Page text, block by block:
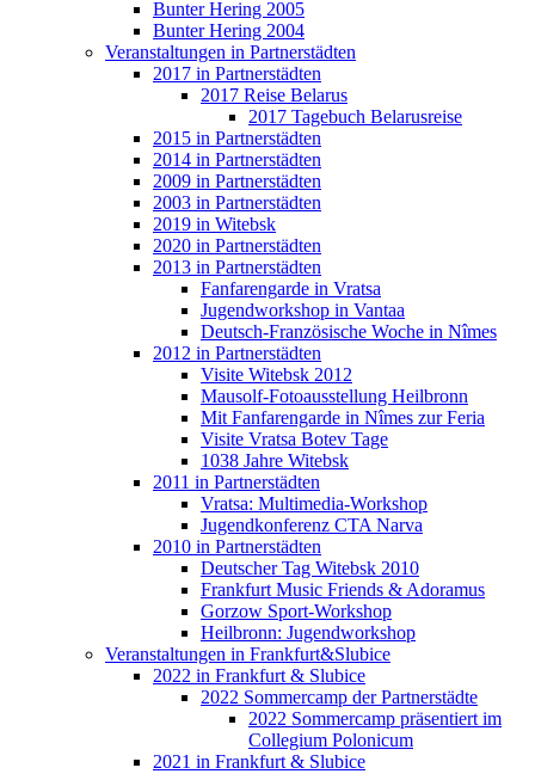
Bunter Hering 2005
Bunter Hering 2004
Veranstaltungen in Partnerstädten
2017 in Partnerstädten
2017 Reise Belarus
2017 Tagebuch Belarusreise
2015 in Partnerstädten
2014 in Partnerstädten
2009 in Partnerstädten
2003 in Partnerstädten
2019 in Witebsk
2020 in Partnerstädten
2013 in Partnerstädten
Fanfarengarde in Vratsa
Jugendworkshop in Vantaa
Deutsch-Französische Woche in Nîmes
2012 in Partnerstädten
Visite Witebsk 2012
Mausolf-Fotoausstellung Heilbronn
Mit Fanfarengarde in Nîmes zur Feria
Visite Vratsa Botev Tage
1038 Jahre Witebsk
2011 in Partnerstädten
Vratsa: Multimedia-Workshop
Jugendkonferenz CTA Narva
2010 in Partnerstädten
Deutscher Tag Witebsk 2010
Frankfurt Music Friends & Adoramus
Gorzow Sport-Workshop
Heilbronn: Jugendworkshop
Veranstaltungen in Frankfurt&Slubice
2022 in Frankfurt & Slubice
2022 Sommercamp der Partnerstädte
2022 Sommercamp präsentiert im
Collegium Polonicum
2021 in Frankfurt & Slubice